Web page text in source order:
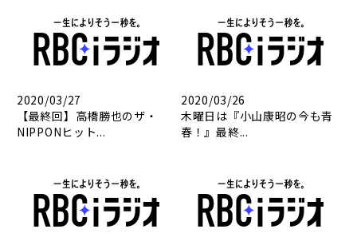
2020/03/27
【最終回】高橋勝也のザ・
NIPPONヒット...
2020/03/26
木曜日は『小山康昭の今も青
春！』最終...